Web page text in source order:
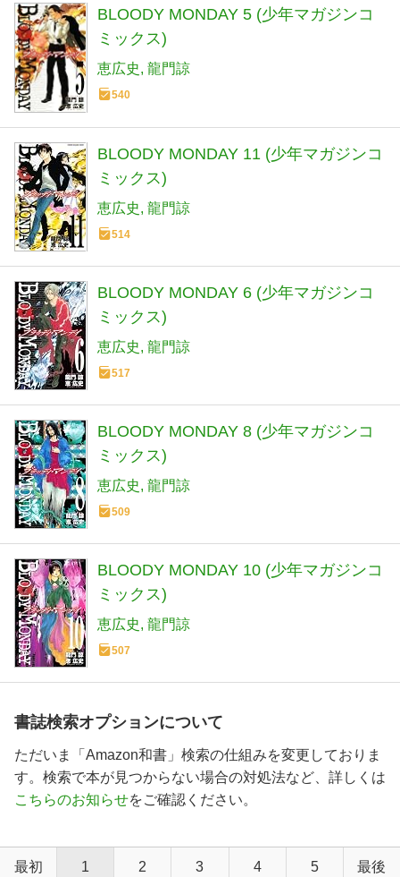
BLOODY MONDAY 5 (少年マガジンコ
ミックス)
恵広史 龍門諒
540
BLOODY MONDAY 11 (少年マガジンコ
ミックス)
恵広史 龍門諒
514
BLOODY MONDAY 6 (少年マガジンコ
ミックス)
恵広史 龍門諒
517
BLOODY MONDAY 8 (少年マガジンコ
ミックス)
恵広史 龍門諒
509
BLOODY MONDAY 10 (少年マガジンコ
ミックス)
恵広史 龍門諒
507
書誌検索オプションについて
ただいま「Amazon和書」検索の仕組みを変更しておりま
す。検索で本が見つからない場合の対処法など、詳しくは
こちらのお知らせをご確認ください。
最初 1 2 3 4 5 最後